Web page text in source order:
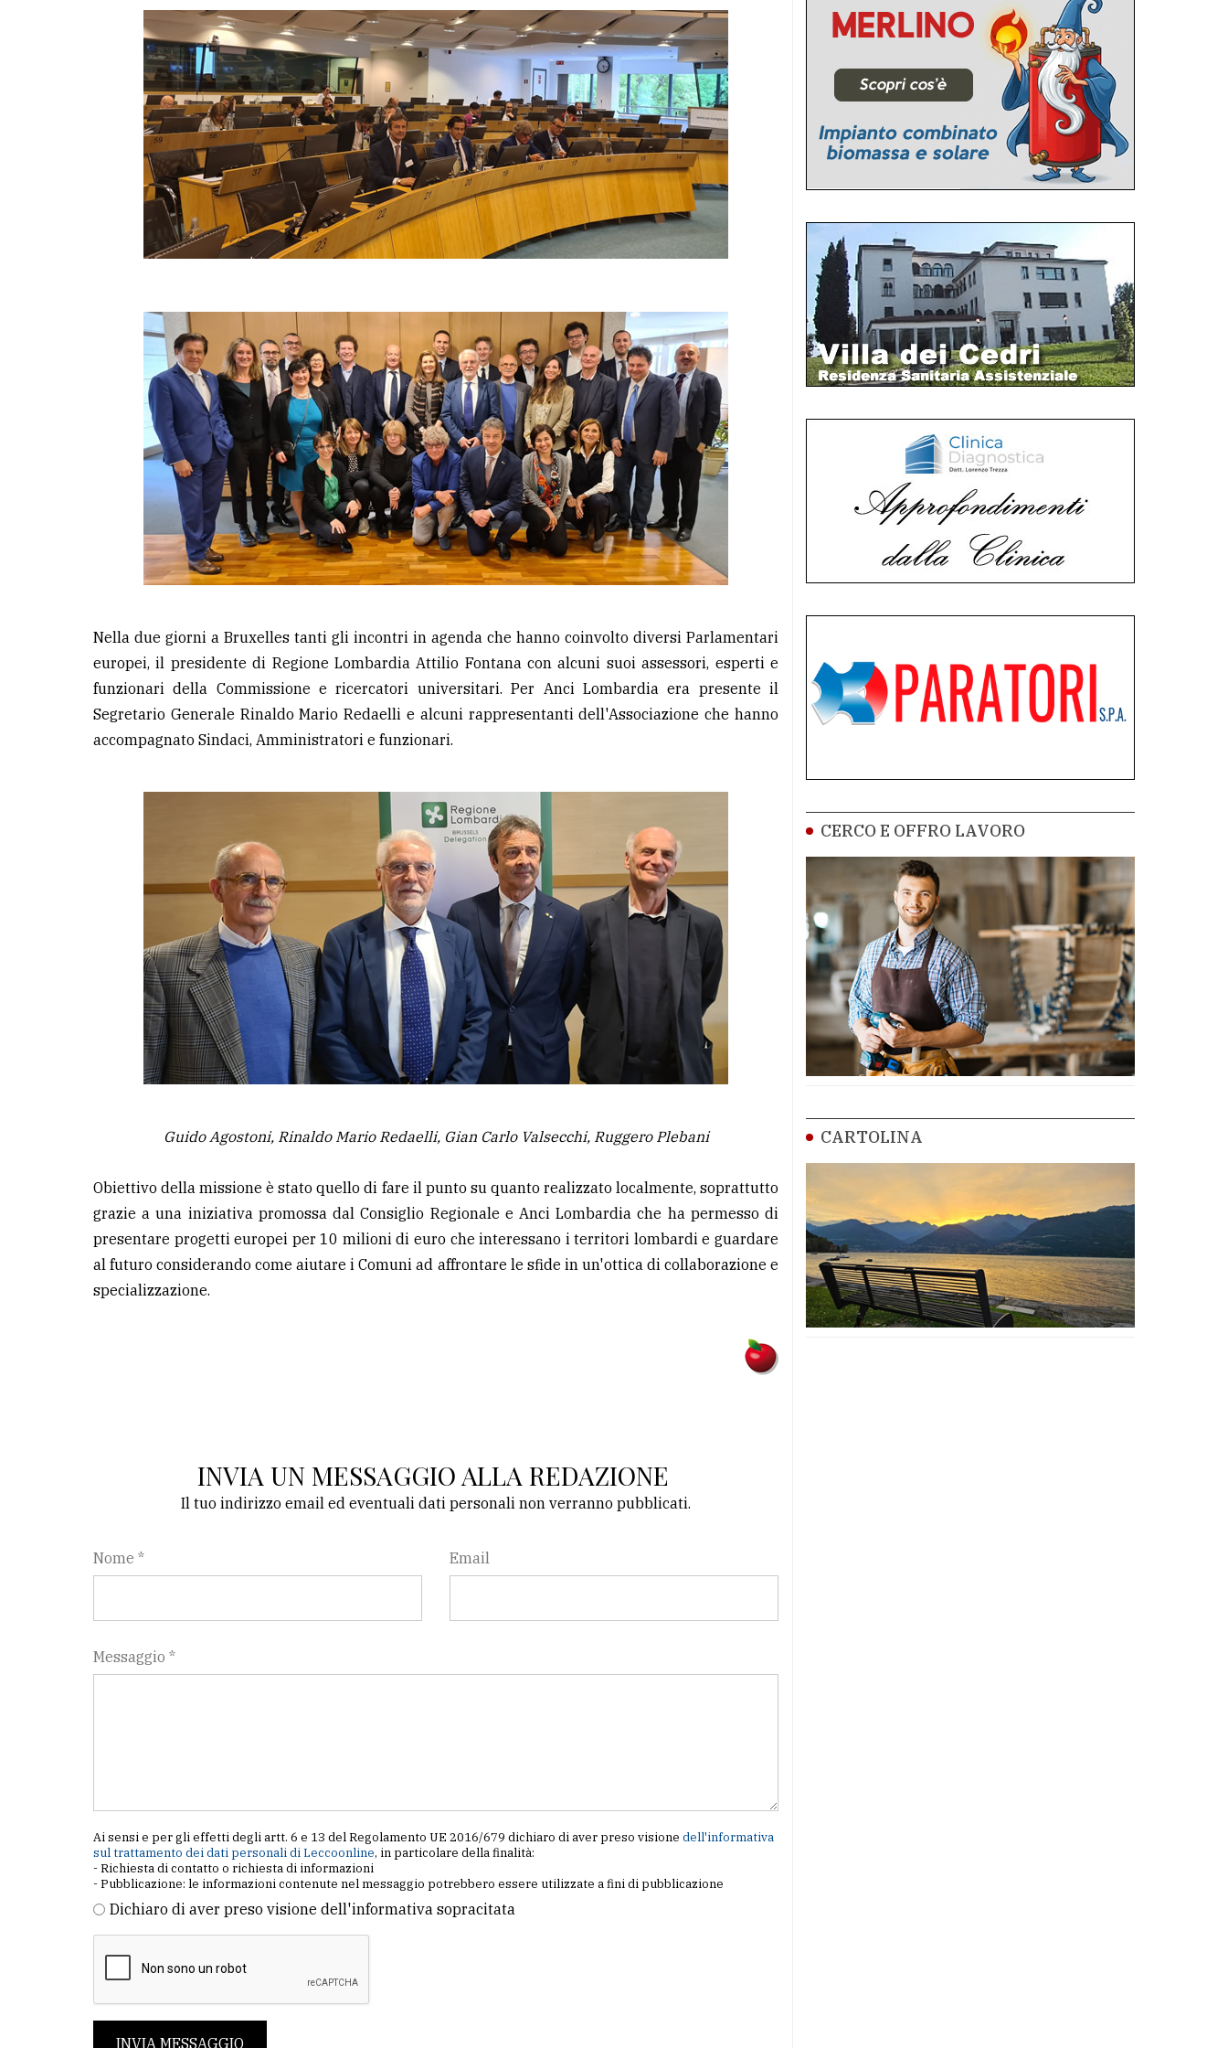
Nella due giorni a Bruxelles tanti gli incontri in agenda che hanno coinvolto diversi Parlamentari
europei, il presidente di Regione Lombardia Attilio Fontana con alcuni suoi assessori, esperti e
funzionari della Commissione e ricercatori universitari. Per Anci Lombardia era presente il
Segretario Generale Rinaldo Mario Redaelli e alcuni rappresentanti dell'Associazione che hanno
accompagnato Sindaci, Amministratori e funzionari.
Guido Agostoni, Rinaldo Mario Redaelli, Gian Carlo Valsecchi, Ruggero Plebani
Obiettivo della missione è stato quello di fare il punto su quanto realizzato localmente, soprattutto
grazie a una iniziativa promossa dal Consiglio Regionale e Anci Lombardia che ha permesso di
presentare progetti europei per 10 milioni di euro che interessano i territori lombardi e guardare
al futuro considerando come aiutare i Comuni ad affrontare le sfide in un'ottica di collaborazione e
specializzazione.
INVIA UN MESSAGGIO ALLA REDAZIONE
Il tuo indirizzo email ed eventuali dati personali non verranno pubblicati.
Nome * Email
Messaggio *
Ai sensi e per gli effetti degli artt. 6 e 13 del Regolamento UE 2016/679 dichiaro di aver preso visione dell'informativa
sul trattamento dei dati personali di Leccoonline, in particolare della finalità:
- Richiesta di contatto o richiesta di informazioni
- Pubblicazione: le informazioni contenute nel messaggio potrebbero essere utilizzate a fini di pubblicazione
Dichiaro di aver preso visione dell'informativa sopracitata
INVIA MESSAGGIO
CERCO E OFFRO LAVORO
CARTOLINA